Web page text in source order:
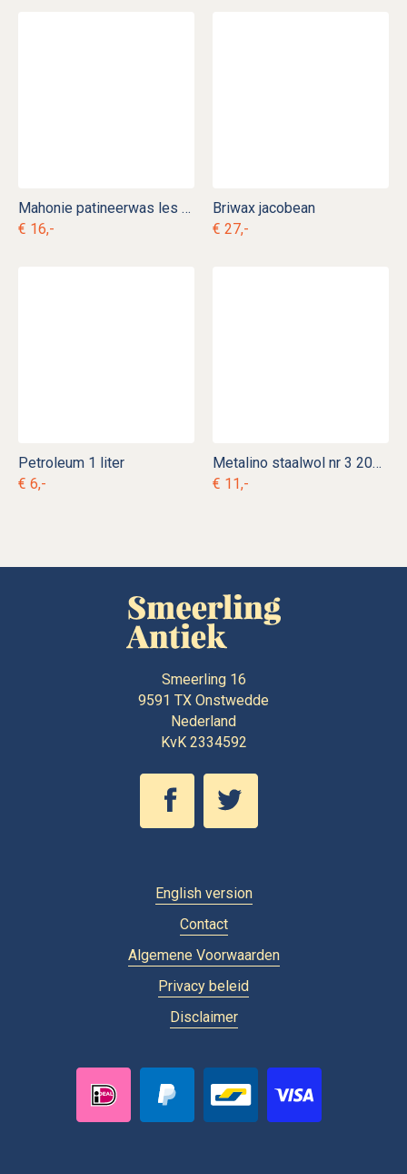
Mahonie patineerwas les anciens ebenistes
€ 16,-
Briwax jacobean
€ 27,-
Petroleum 1 liter
€ 6,-
Metalino staalwol nr 3 200 gram
€ 11,-
Smeerling 16
9591 TX Onstwedde
Nederland
KvK 2334592
English version
Contact
Algemene Voorwaarden
Privacy beleid
Disclaimer